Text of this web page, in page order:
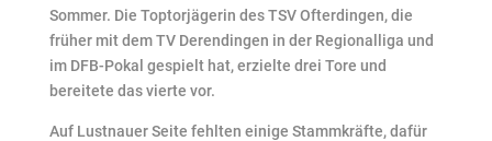
Sommer. Die Toptorjägerin des TSV Ofterdingen, die
früher mit dem TV Derendingen in der Regionalliga und
im DFB-Pokal gespielt hat, erzielte drei Tore und
bereitete das vierte vor.
Auf Lustnauer Seite fehlten einige Stammkräfte, dafür